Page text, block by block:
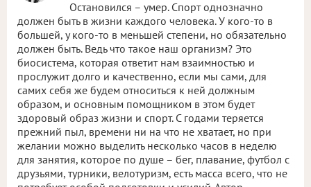
Остановился – умер. Спорт однозначно
должен быть в жизни каждого человека. У кого-то в
большей, у кого-то в меньшей степени, но обязательно
должен быть. Ведь что такое наш организм? Это
биосистема, которая ответит нам взаимностью и
прослужит долго и качественно, если мы сами, для
самих себя же будем относиться к ней должным
образом, и основным помощником в этом будет
здоровый образ жизни и спорт. С годами теряется
прежний пыл, времени ни на что не хватает, но при
желании можно выделить несколько часов в неделю
для занятия, которое по душе – бег, плавание, футбол с
друзьями, турники, велотуризм, есть масса всего, что не